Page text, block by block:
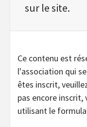
sur le site.
Ce contenu est
l'association qui
êtes inscrit,
pas encore inscrit,
utilisant le